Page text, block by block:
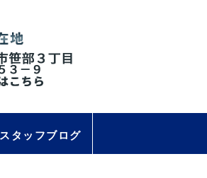
スタッフブログ